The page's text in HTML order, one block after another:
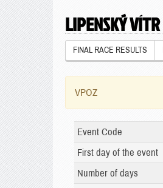
LIPENSKÝ VÍTR
FINAL RACE RESULTS
VPOZ
Event Code
First day of the event
Number of days